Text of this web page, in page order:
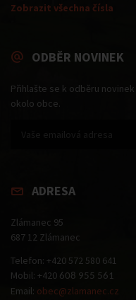
Zobrazit všechna čísla
ODBĚR NOVINEK
Přihlašte se k odběru
okolo obce.
ADRESA
Zlámanec 95
687 12 Zlámanec
Telefon: +420 572 580 641
Mobil: +420 608 955 561
Email: obec@zlamanec.cz